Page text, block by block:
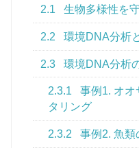
2.1 生物多様性を
2.2 環境DNA分析
2.3 環境DNA分析
2.3.1
事例1. オオ
タリング
2.3.2 事例2. 魚類